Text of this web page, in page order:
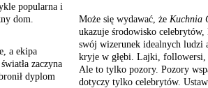
popularna i
dom.
a ekipa
zaczyna
dyplom
Może się wydawać, że Kuchnia
ukazuje środowisko
swój wizerunek idealnych ludzi
kryje w głębi. Lajki,
Ale to tylko pozory. Pozory
dotyczy tylko celebrytów.